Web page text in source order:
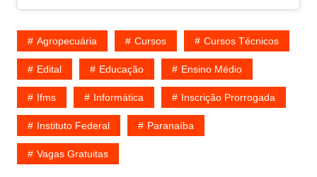
Agropecuária Cursos Cursos Técnicos
Edital Educação Ensino Médio
Ifms Informática Inscrição Prorrogada
Instituto Federal Paranaíba
Vagas Gratuitas